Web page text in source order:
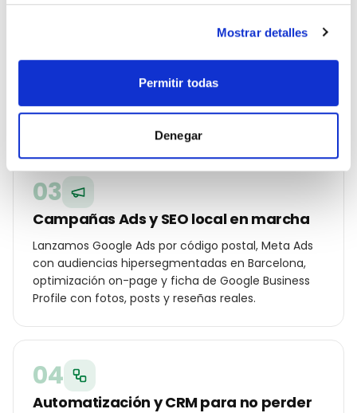
Mostrar detalles
Permitir todas
Denegar
palabras clave por distrito (Eixample, Gràcia, Sarrià-
Sant Gervasi, Les Corts…), ángulos de campaña
otros industrial o fabricante b2b de la ciudad.
03
Campañas Ads y SEO local en marcha
Lanzamos Google Ads por código postal, Meta Ads
con audiencias hipersegmentadas en Barcelona,
optimización on-page y ficha de Google Business
Profile con fotos, posts y reseñas reales.
04
Automatización y CRM para no perder